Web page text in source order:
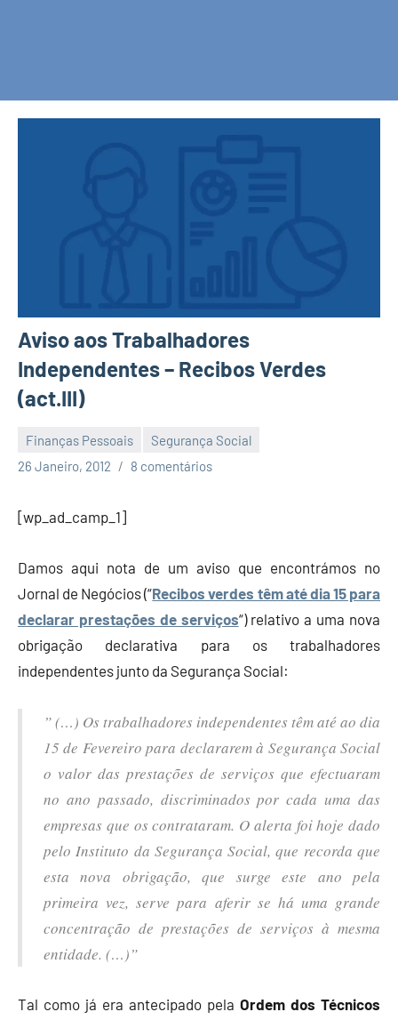
Aviso aos Trabalhadores
Independentes – Recibos Verdes
(act.III)
Finanças Pessoais
Segurança Social
26 Janeiro, 2012
Economia
Finanças
8 comentários
[wp_ad_camp_1]
Damos aqui nota de um aviso que encontrámos no
Jornal de Negócios (“Recibos verdes têm até dia 15 para
declarar prestações de serviços“) relativo a uma nova
obrigação declarativa para os trabalhadores
independentes junto da Segurança Social:
” (…) Os trabalhadores independentes têm até ao dia
15 de Fevereiro para declararem à Segurança Social
o valor das prestações de serviços que efectuaram
no ano passado, discriminados por cada uma das
empresas que os contrataram. O alerta foi hoje dado
pelo Instituto da Segurança Social, que recorda que
esta nova obrigação, que surge este ano pela
primeira vez, serve para aferir se há uma grande
concentração de prestações de serviços à mesma
entidade. (…)”
Tal como já era antecipado pela Ordem dos Técnicos